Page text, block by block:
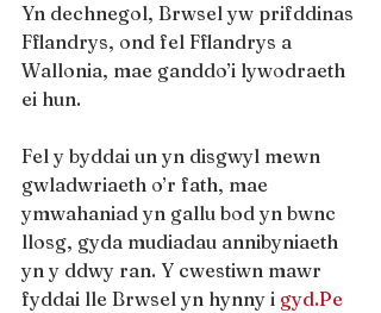
Yn dechnegol, Brwsel yw prifddinas
Fflandrys, ond fel Fflandrys a
Wallonia, mae ganddo’i lywodraeth
ei hun.
Fel y byddai un yn disgwyl mewn
gwladwriaeth o’r fath, mae
ymwahaniad yn gallu bod yn bwnc
llosg, gyda mudiadau annibyniaeth
yn y ddwy ran. Y cwestiwn mawr
fyddai lle Brwsel yn hynny i gyd.Pe